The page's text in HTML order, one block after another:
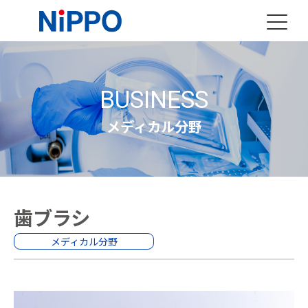
BUSINESS
メディカル分野
歯ブラシ
メディカル分野